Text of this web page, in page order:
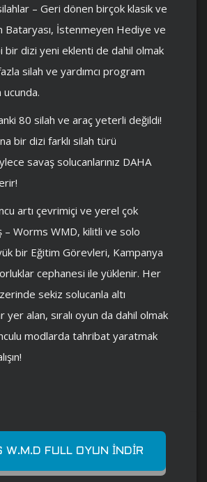
– Geri dönen birçok klasik ve
Bataryası, İstenmeyen Hediye ve
bir dizi yeni eklenti de dahil olmak
silah ve yardımcı program
ucunda.
80 silah ve araç yeterli değildi!
bir dizi farklı silah türü
savaş solucanlarınız DAHA
artı çevrimiçi ve yerel çok
– Worms WMD, kilitli ve solo
bir Eğitim Görevleri, Kampanya
cephanesi ile yüklenir. Her
sekiz solucanla altı
yer alan, sıralı oyun da dahil olmak
modlarda tahribat yaratmak
W.M.D FULL OYUN İNDIR